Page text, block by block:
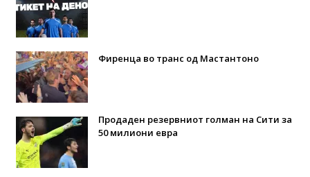
Фиренца во транс од Мастантоно
Продаден резервниот голман на Сити за
50 милиони евра